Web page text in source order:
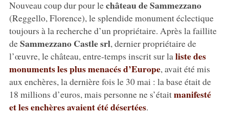
Nouveau coup dur pour lechâteau de Sammezzano
(Reggello, Florence), le splendide monument éclectique
toujours à la recherche d’un propriétaire. Après la faillite
deSammezzano Castle srl, dernier propriétaire de
l’œuvre, le château, entre-temps inscrit sur la liste des
monuments les plus menacés d’Europe, avait été mis
aux enchères, la dernière fois le 30 mai : la base était de
18 millions d’euros, mais personne ne s’étaitmanifesté
et les enchères avaient été désertées.